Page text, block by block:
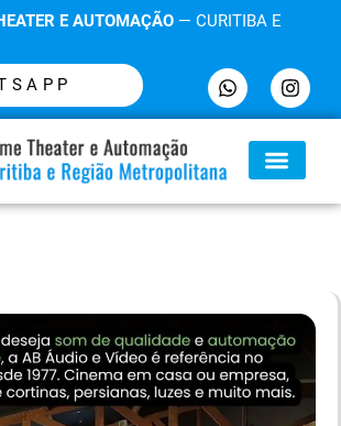
E AUTOMAÇÃO— CURITIBA E